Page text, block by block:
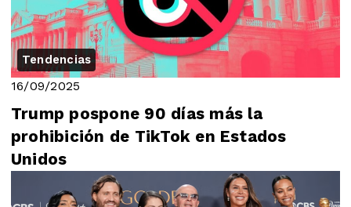
Tendencias
16/09/2025
Trump pospone 90 días más la
prohibición de TikTok en Estados
Unidos